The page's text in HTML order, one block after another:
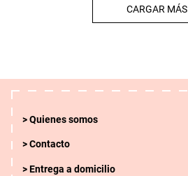
CARGAR MÁS
Quienes somos
Contacto
Entrega a domicilio